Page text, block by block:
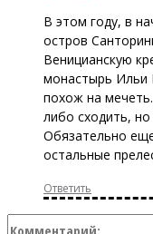
В этом году, в
остров
Веницианскую
монастырь Ильи
похож на
либо сходить,
Обязательно
остальные
Ответить